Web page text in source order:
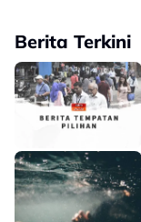
Berita Terkini